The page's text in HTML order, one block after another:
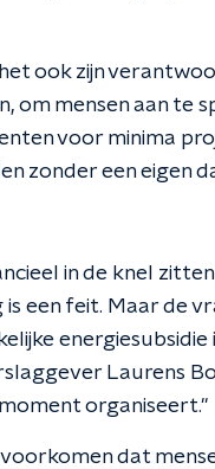
ook zijn
om mensen aan te
voor minima
zonder een eigen
in de knel
een feit. Maar de
Laurens
organiseert."
dat